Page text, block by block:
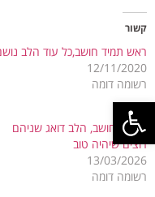
פתח סרגל
קשור
ראש תמיד חושב,כל עוד הלב
12/11/2020
רשומה דומה
הראש חושב, הלב דואג שניהם
רוצים שיהיה טוב
13/03/2026
רשומה דומה